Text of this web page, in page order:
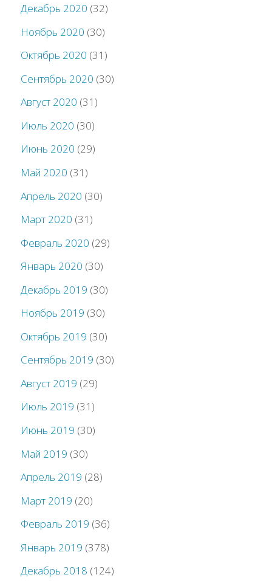
Декабрь 2020 (32)
Ноябрь 2020 (30)
Октябрь 2020 (31)
Сентябрь 2020 (30)
Август 2020 (31)
Июль 2020 (30)
Июнь 2020 (29)
Май 2020 (31)
Апрель 2020 (30)
Март 2020 (31)
Февраль 2020 (29)
Январь 2020 (30)
Декабрь 2019 (30)
Ноябрь 2019 (30)
Октябрь 2019 (30)
Сентябрь 2019 (30)
Август 2019 (29)
Июль 2019 (31)
Июнь 2019 (30)
Май 2019 (30)
Апрель 2019 (28)
Март 2019 (20)
Февраль 2019 (36)
Январь 2019 (378)
Декабрь 2018 (124)